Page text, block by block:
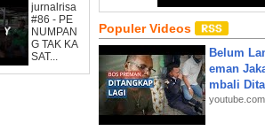
jurnalrisa
#86 - PE
NUMPAN
G TAK KA
SAT...
Populer Videos
Belum
eman
mbali
youtube.com